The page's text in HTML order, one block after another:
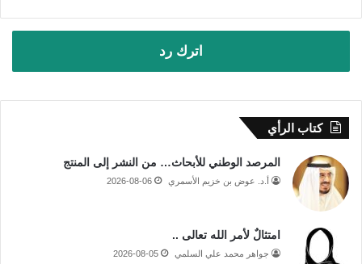
اترك رد
كتاب الرأي
المرصد الوطني للأبحاث… من النشر إلى المنتج
أ.د. عوض بن خزيم الأسمري 2026-08-06
امتثالٌ لأمر الله تعالى ..
جواهر محمد علي السلمي 2026-08-05